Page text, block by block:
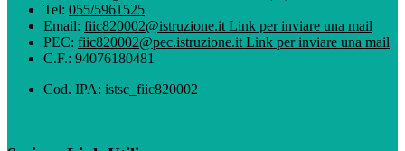
Tel: 055/5961525
Email: fiic820002@istruzione.it Link per inviare una mail
PEC: fiic820002@pec.istruzione.it Link per inviare una mail
C.F.: 94076180481
Cod. IPA: istsc_fiic820002